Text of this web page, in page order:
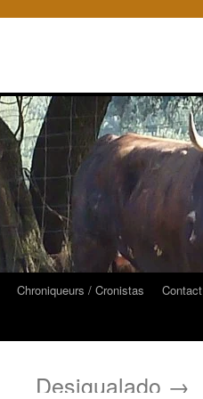
Chroniqueurs / Cronistas Contact
Desigualado →